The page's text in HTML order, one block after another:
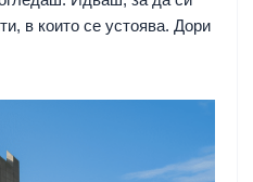
в които се устоява. Дори